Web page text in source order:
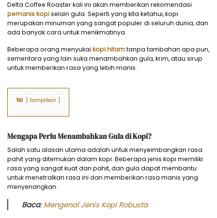
Delta Coffee Roaster kali ini akan memberikan rekomendasi
pemanis kopiselain gula. Seperti yang kita ketahui, kopi
merupakan minuman yang sangat populer di seluruh dunia, dan
ada banyak cara untuk menikmatinya.
Beberapa orang menyukai kopi hitamtanpa tambahan apa pun,
sementara yang lain suka menambahkan gula, krim, atau sirup
untuk memberikan rasa yang lebih manis.
Isi tampilkan
Mengapa Perlu Menambahkan Gula di Kopi?
Salah satu alasan utama adalah untuk menyeimbangkan rasa
pahit yang ditemukan dalam kopi. Beberapa jenis kopi memiliki
rasa yang sangat kuat dan pahit, dan gula dapat membantu
untuk menetralkan rasa ini dan memberikan rasa manis yang
menyenangkan.
Baca:Mengenal Jenis Kopi Robusta